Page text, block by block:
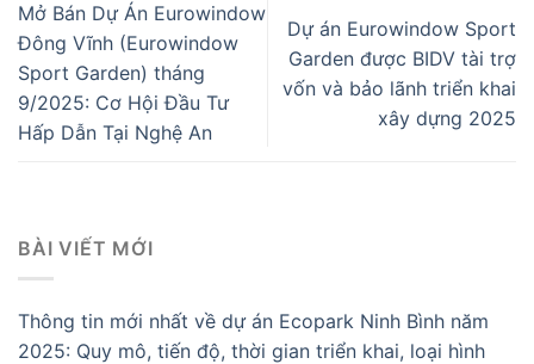
Mở Bán Dự Án Eurowindow
Đông Vĩnh (Eurowindow
Sport Garden) tháng
9/2025: Cơ Hội Đầu Tư
Hấp Dẫn Tại Nghệ An
Dự án Eurowindow Sport
Garden được BIDV tài trợ
vốn và bảo lãnh triển khai
xây dựng 2025
BÀI VIẾT MỚI
Thông tin mới nhất về dự án Ecopark Ninh Bình năm
2025: Quy mô, tiến độ, thời gian triển khai, loại hình